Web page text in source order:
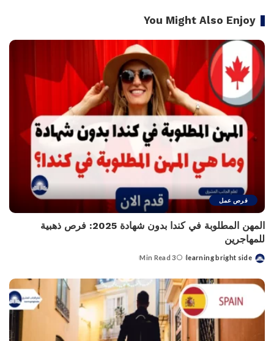
You Might Also Enjoy
فرص عمل
المهن المطلوبة في كندا بدون شهادة 2025: فرص ذهبية
للمهاجرين
Posted
learning bright side
3 Min Read